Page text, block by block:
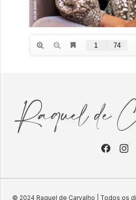
© 2024 Raquel de Carvalho | Todos os